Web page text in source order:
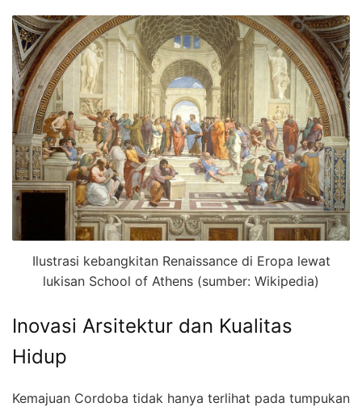
Ilustrasi kebangkitan Renaissance di Eropa lewat
lukisan School of Athens (sumber: Wikipedia)
Inovasi Arsitektur dan Kualitas
Hidup
Kemajuan Cordoba tidak hanya terlihat pada tumpukan